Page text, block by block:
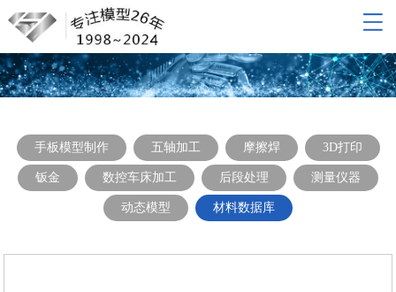
网站导航
网站首页
关于我们
新闻动态
联系我们
手板模型制作 五轴加工 摩擦焊 3D打印
钣金 数控车床加工 后段处理 测量仪器
动态模型 材料数据库